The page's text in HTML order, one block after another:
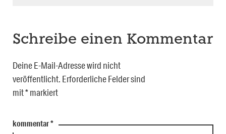
Schreibe einen Kommentar
Deine E-Mail-Adresse wird nicht
veröffentlicht. Erforderliche Felder sind
mit*markiert
kommentar*